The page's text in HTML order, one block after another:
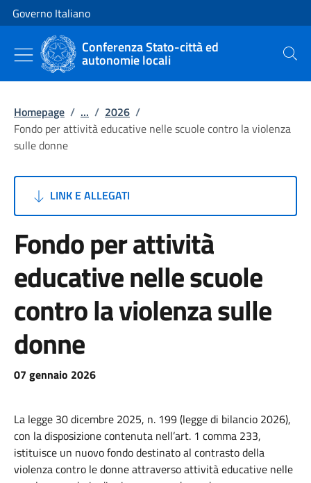
Vai al contenuto
Vai alla navigazione del sito
Governo Italiano
Conferenza Stato-città ed
autonomie locali Cerca
Homepage / ... / 2026 /
Fondo per attività educative nelle scuole contro la violenza
sulle donne
LINK E ALLEGATI
Fondo per attività
educative nelle scuole
contro la violenza sulle
donne
07 gennaio 2026
La legge 30 dicembre 2025, n. 199 (legge di bilancio 2026),
con la disposizione contenuta nell’art. 1 comma 233,
istituisce un nuovo fondo destinato al contrasto della
violenza contro le donne attraverso attività educative nelle